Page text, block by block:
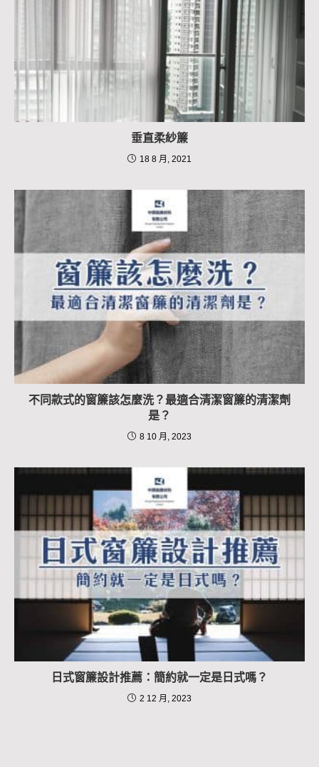
垂直柔紗簾
18 8 月, 2021
不同款式的窗簾該怎麼洗？最適合清潔窗簾的清潔劑
是？
8 10 月, 2023
日式窗簾設計推薦：簡約就一定是日式嗎？
2 12 月, 2023